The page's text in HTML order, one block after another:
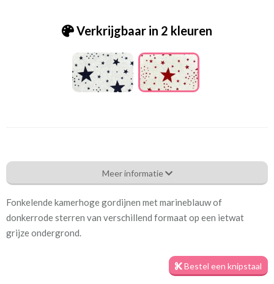
Verkrijgbaar in 2 kleuren
Rs_[F-16] Aristo red
Eigenschappen gordijnstof
Artikelnummer
circa 1-2 weken
Meer informatie
Fonkelende kamerhoge gordijnen met marineblauw of
donkerrode sterren van verschillend formaat op een ietwat
grijze ondergrond.
Bestel een knipstaal